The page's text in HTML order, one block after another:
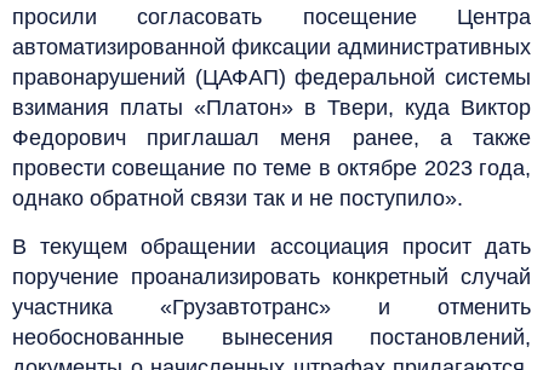
просили согласовать посещение Центра
автоматизированной фиксации административных
правонарушений (ЦАФАП) федеральной системы
взимания платы «Платон» в Твери, куда Виктор
Федорович приглашал меня ранее, а также
провести совещание по теме в октябре 2023 года,
однако обратной связи так и не поступило».
В текущем обращении ассоциация просит дать
поручение проанализировать конкретный случай
участника «Грузавтотранс» и отменить
необоснованные вынесения постановлений,